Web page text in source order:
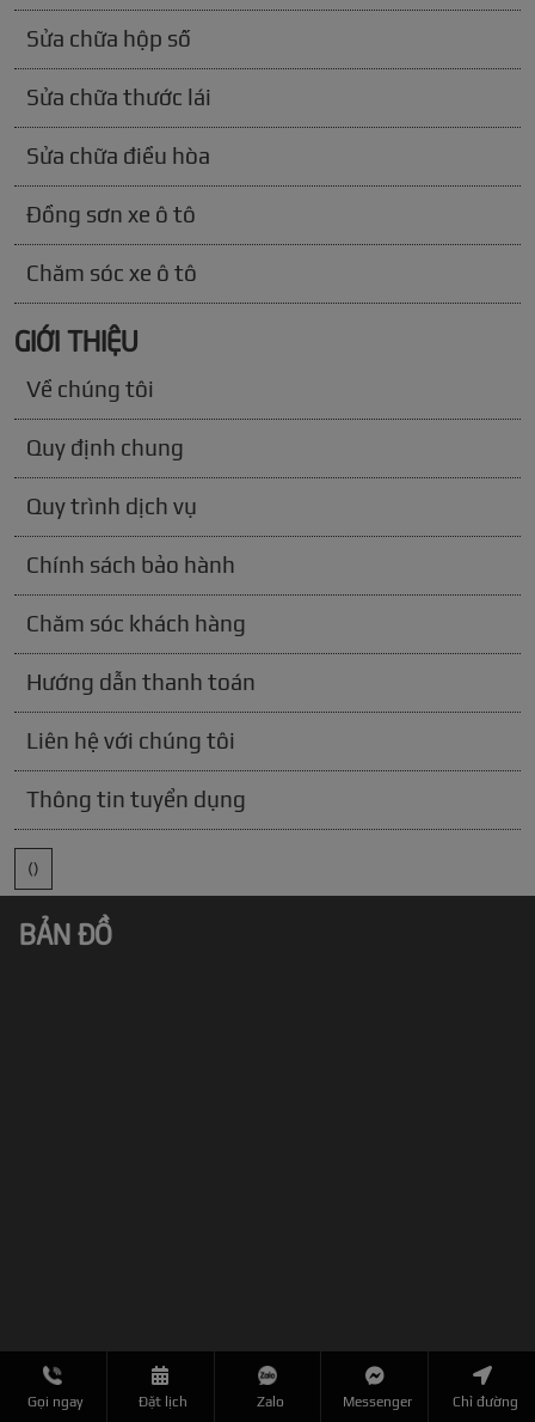
Sửa chữa hộp số
Sửa chữa thước lái
Sửa chữa điều hòa
Đồng sơn xe ô tô
Chăm sóc xe ô tô
GIỚI THIỆU
Về chúng tôi
Quy định chung
Quy trình dịch vụ
Chính sách bảo hành
Chăm sóc khách hàng
Hướng dẫn thanh toán
Liên hệ với chúng tôi
Thông tin tuyển dụng
()
BẢN ĐỒ
Gọi ngay Đặt lịch Zalo Messenger Chỉ đường